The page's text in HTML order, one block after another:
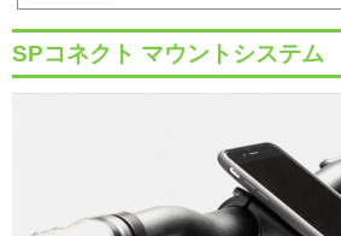
SPコネクト マウントシステム